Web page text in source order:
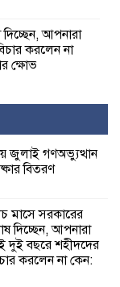
আপনারা
করলেন না
ক্ষোভ
মরদেহ অবশেষে
ইউনিয়ন
জনগোষ্ঠী গঠনে
ও অভিজ্ঞতা
জুলাই গণঅভ্যুত্থান
বিতরণ
মাসে সরকারের
দিচ্ছেন, আপনারা
দুই বছরে শহীদদের
করলেন না কেন: